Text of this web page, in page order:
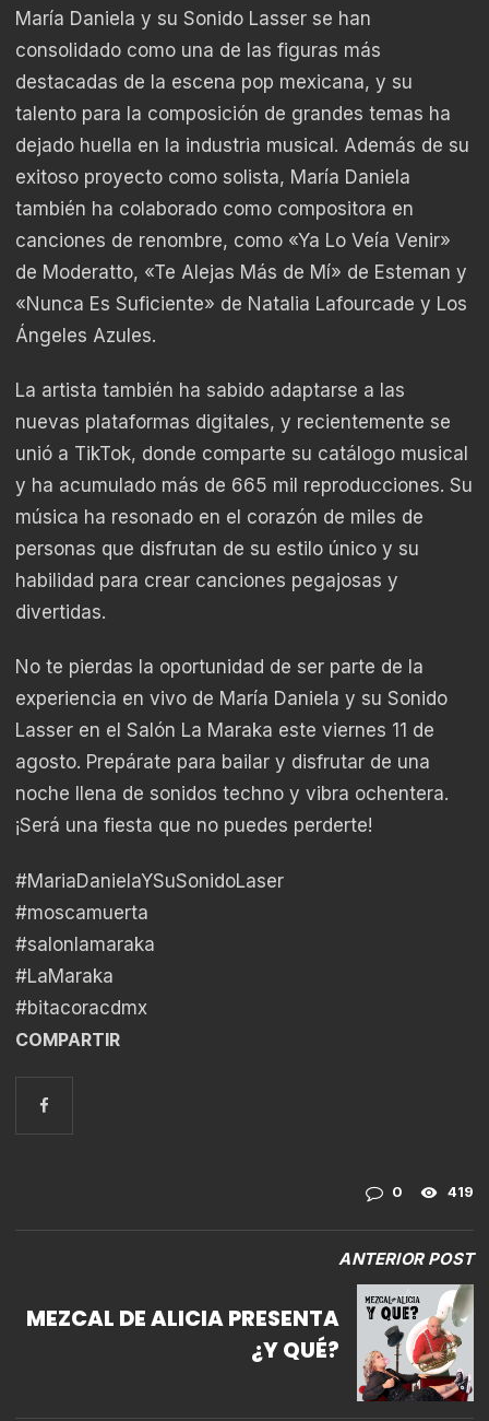
María Daniela y su Sonido Lasser se han
consolidado como una de las figuras más
destacadas de la escena pop mexicana, y su
talento para la composición de grandes temas ha
dejado huella en la industria musical. Además de su
exitoso proyecto como solista, María Daniela
también ha colaborado como compositora en
canciones de renombre, como «Ya Lo Veía Venir»
de Moderatto, «Te Alejas Más de Mí» de Esteman y
«Nunca Es Suficiente» de Natalia Lafourcade y Los
Ángeles Azules.
La artista también ha sabido adaptarse a las
nuevas plataformas digitales, y recientemente se
unió a TikTok, donde comparte su catálogo musical
y ha acumulado más de 665 mil reproducciones. Su
música ha resonado en el corazón de miles de
personas que disfrutan de su estilo único y su
habilidad para crear canciones pegajosas y
divertidas.
No te pierdas la oportunidad de ser parte de la
experiencia en vivo de María Daniela y su Sonido
Lasser en el Salón La Maraka este viernes 11 de
agosto. Prepárate para bailar y disfrutar de una
noche llena de sonidos techno y vibra ochentera.
¡Será una fiesta que no puedes perderte!
#MariaDanielaYSuSonidoLaser
#moscamuerta
#salonlamaraka
#LaMaraka
#bitacoracdmx
COMPARTIR
0 419
ANTERIOR POST
MEZCAL DE ALICIA PRESENTA
¿Y QUÉ?